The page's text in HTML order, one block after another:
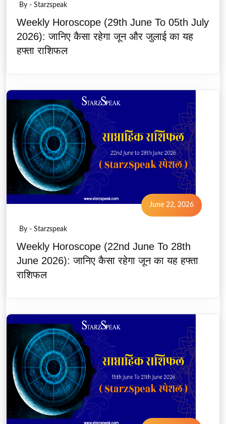
By - Starzspeak
Weekly Horoscope (29th June To 05th July
2026): जानिए कैसा रहेगा जून और जुलाई का यह
हफ्ता राशिफल
June 22, 2026
By - Starzspeak
Weekly Horoscope (22nd June To 28th
June 2026): जानिए कैसा रहेगा जून का यह हफ्ता
राशिफल